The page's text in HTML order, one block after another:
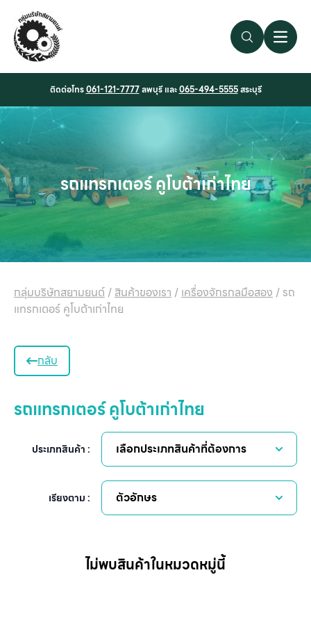
Search Link
Open
ติดต่อโทร061-121-7777ลพบุรี และ065-494-5555สระบุรี
รถแทรกเตอร์ คูโบต้าเก่าไทย
กลุ่มบริษัทสยามยนต์ /สินค้าของเรา /เครื่องจักรกลมือสอง / รถ
แทรกเตอร์ คูโบต้าเก่าไทย
กลับ
รถแทรกเตอร์ คูโบต้าเก่าไทย
ประเภทสินค้า : เลือกประเภทสินค้าที่ต้องการ
เรียงตาม : ตัวอักษร
ไม่พบสินค้าในหมวดหมู่นี้
บ
ข
เ